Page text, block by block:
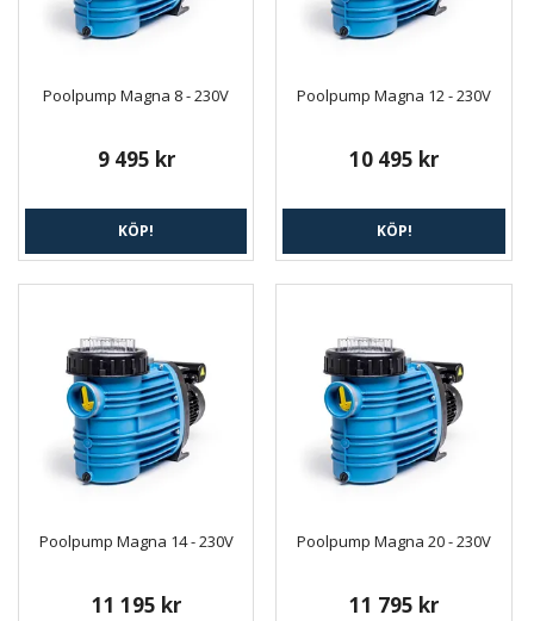
Poolpump Magna 8 - 230V
9 495 kr
KÖP!
Poolpump Magna 12 - 230V
10 495 kr
KÖP!
Poolpump Magna 14 - 230V
11 195 kr
Poolpump Magna 20 - 230V
11 795 kr